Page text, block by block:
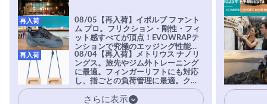
08/05【再入荷】イボルブ ファント
ム プロ。フリクション・剛性・フィ
ット感すべてが頂点！EVOWRAPテ
ンションで究極のエッジング性能を
実現。進化系ラバーEvo-74はTRAX
を凌駕する粘着力で極小ホールドに
安心感。
再入荷
08/04【再入荷】メトリウス ナノリ
ングス。旅先やジム外トレーニング
に最適。フィンガーリフトにも対応
し、指ごとの負荷管理に最適。クラ
イマーの指を本気で鍛えるギア。
再入荷
さらに表示